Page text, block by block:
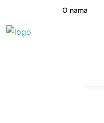
O nama